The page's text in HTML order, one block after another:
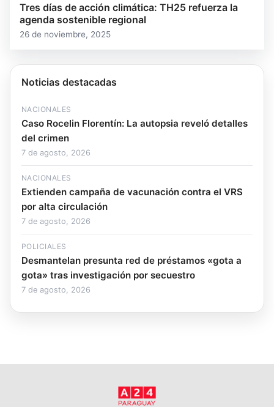
Tres días de acción climática: TH25 refuerza la
agenda sostenible regional
26 de noviembre, 2025
Noticias destacadas
NACIONALES
Caso Rocelin Florentín: La autopsia reveló detalles
del crimen
7 de agosto, 2026
NACIONALES
Extienden campaña de vacunación contra el VRS
por alta circulación
7 de agosto, 2026
POLICIALES
Desmantelan presunta red de préstamos «gota a
gota» tras investigación por secuestro
7 de agosto, 2026